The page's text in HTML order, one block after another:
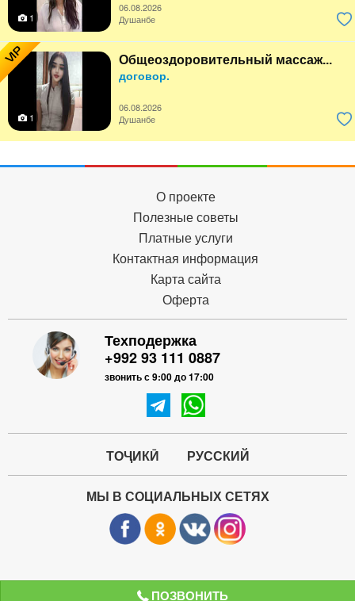
ПОЗВОНИТЬ
06.08.2026
1
Душанбе
VIP Общеоздоровительный массаж...
договор.
06.08.2026
1
Душанбе
О проекте
Полезные советы
Платные услуги
Контактная информация
Карта сайта
Оферта
Техподержка
+992 93 111 0887
звонить с 9:00 до 17:00
ТОҶИКӢ РУССКИЙ
МЫ В СОЦИАЛЬНЫХ СЕТЯХ